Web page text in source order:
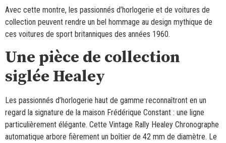
Avec cette montre, les passionnés d’horlogerie et de voitures de
collection peuvent rendre un bel hommage au design mythique de
ces voitures de sport britanniques des années 1960.
Une pièce de collection
siglée Healey
Les passionnés d’horlogerie haut de gamme reconnaîtront en un
regard la signature de la maison Frédérique Constant : une ligne
particulièrement élégante. Cette Vintage Rally Healey Chronographe
automatique arbore fièrement un boîtier de 42 mm de diamètre. Le